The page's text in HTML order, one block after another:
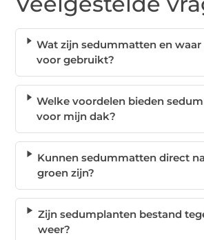
Wat zijn sedummatten en waar
voor gebruikt?
Welke voordelen bieden
voor mijn dak?
Kunnen sedummatten direct
groen zijn?
Zijn sedumplanten bestand
weer?